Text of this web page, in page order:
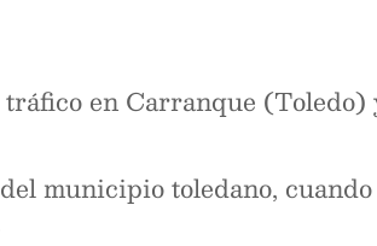
en Carranque (Toledo)
municipio toledano,